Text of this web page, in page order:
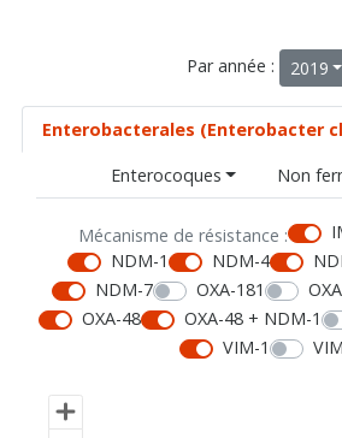
Par année : 2019
Enterobacterales (Enterobacter
Enterocoques
Non
Mécanisme de résistance :
NDM-1
NDM-4
NDM-7
OXA-181
OXA-48
OXA-48 + NDM-1
VIM-1